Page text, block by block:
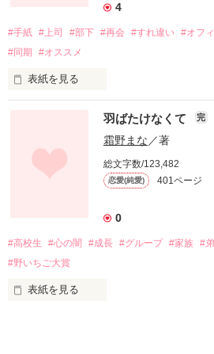
期待は、泡と消えてしまうのだろうか。
それとも―――……
＋＋＋＋＋＋＋＋＋＋
4
#手紙 #上司 #部下 #再会 #すれ違い #オフ
#同期
#オススメ
表紙を見る
今の私へ、
想いが詰まった手紙が一通。
私の机の中から届きました――
羽ばたけなくて 完
霜野まな ／著
総文字数/123,482
恋愛(純愛) 401ページ
0
#高校生 #心の闇 #成長 #グループ #家族 #弟
#野いちご大賞
表紙を見る